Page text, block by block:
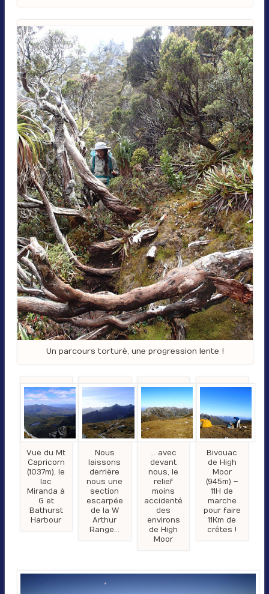
Un parcours torturé, une progression lente !
Vue du Mt
Capricorn
(1037m), le
lac
Miranda à
G et
Bathurst
Harbour
Nous
laissons
derrière
nous une
section
escarpée
de la W
Arthur
Range…
… avec
devant
nous, le
relief
moins
accidenté
des
environs
de High
Moor
Bivouac
de High
Moor
(945m) –
11H de
marche
pour faire
11Km de
crêtes !